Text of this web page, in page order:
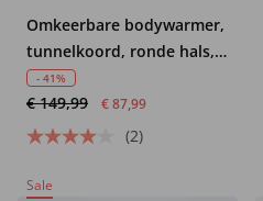
Omkeerbare bodywarmer,
tunnelkoord, ronde hals,
mouwloos
- 41%
€ 149,99 € 87,99
(2)
Sale